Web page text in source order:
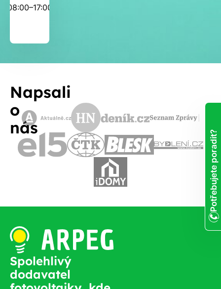
08:00–17:00
Napsali
o
nás
Spolehlivý
dodavatel
Potřebujete poradit?